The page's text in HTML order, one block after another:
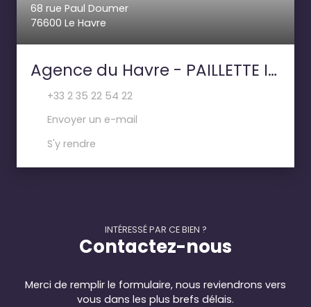
68 rue Paul Doumer
76600 Le Havre
Agence du Havre - PAILLETTE IMMOBILIER
+33 2 35 22 54 22
Envoyer un e-mail
S'y rendre
INTÉRESSÉ PAR CE BIEN ?
Contactez-nous
Merci de remplir le formulaire, nous reviendrons vers
vous dans les plus brefs délais.